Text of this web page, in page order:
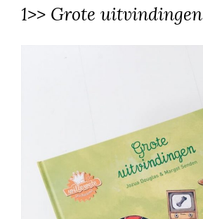
1>> Grote uitvindingen